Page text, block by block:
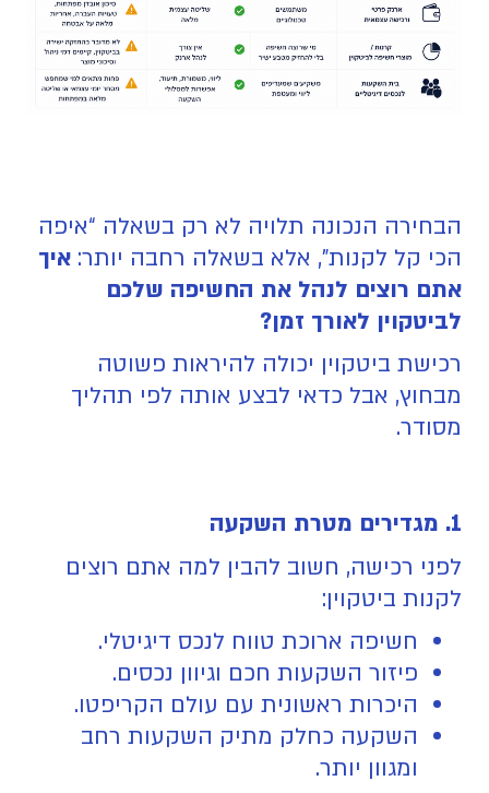
הבחירה הנכונה תלויה לא רק בשאלה “איפה
הכי קל לקנות”, אלא בשאלה רחבה יותר:איך
אתם רוצים לנהל את החשיפה שלכם
לביטקוין לאורך זמן?
רכישת ביטקוין יכולה להיראות פשוטה
מבחוץ, אבל כדאי לבצע אותה לפי תהליך
מסודר.
1. מגדירים מטרת השקעה
לפני רכישה, חשוב להבין למה אתם רוצים
לקנות ביטקוין:
חשיפה ארוכת טווח לנכס דיגיטלי.
פיזור השקעות חכם וגיוון נכסים.
היכרות ראשונית עם עולם הקריפטו.
השקעה כחלק מתיק השקעות רחב
ומגוון יותר.